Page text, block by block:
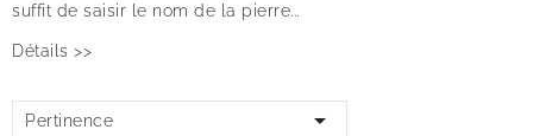
suffit de saisir le nom de la pierre...
Détails >>
Pertinence 